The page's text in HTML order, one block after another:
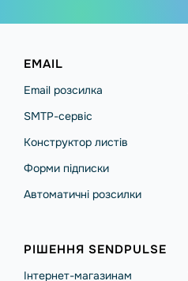
EMAIL
Email розсилка
SMTP-сервіс
Конструктор листів
Форми підписки
Автоматичні розсилки
РІШЕННЯ SENDPULSE
Інтернет-магазинам